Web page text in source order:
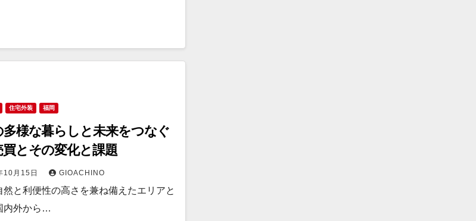
住宅外装 福岡
多様な暮らしと未来をつなぐ
とその変化と課題
10月15日 GIOACHINO
然と利便性の高さを兼ね備えたエリアと
内外から…